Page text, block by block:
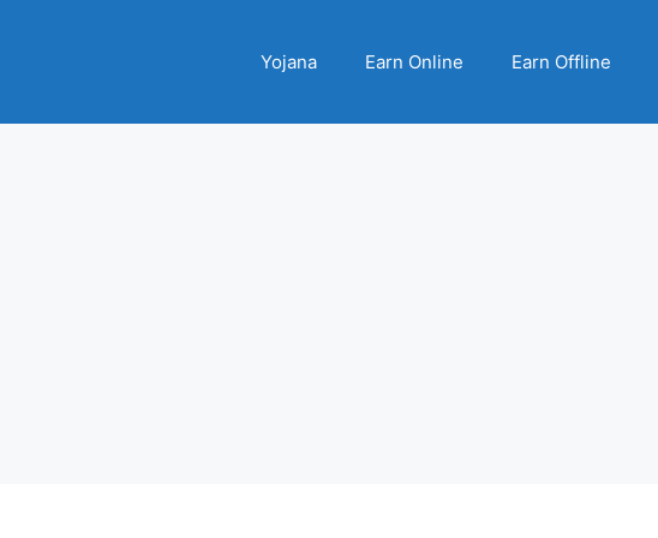
Yojana Earn Online Earn Offline